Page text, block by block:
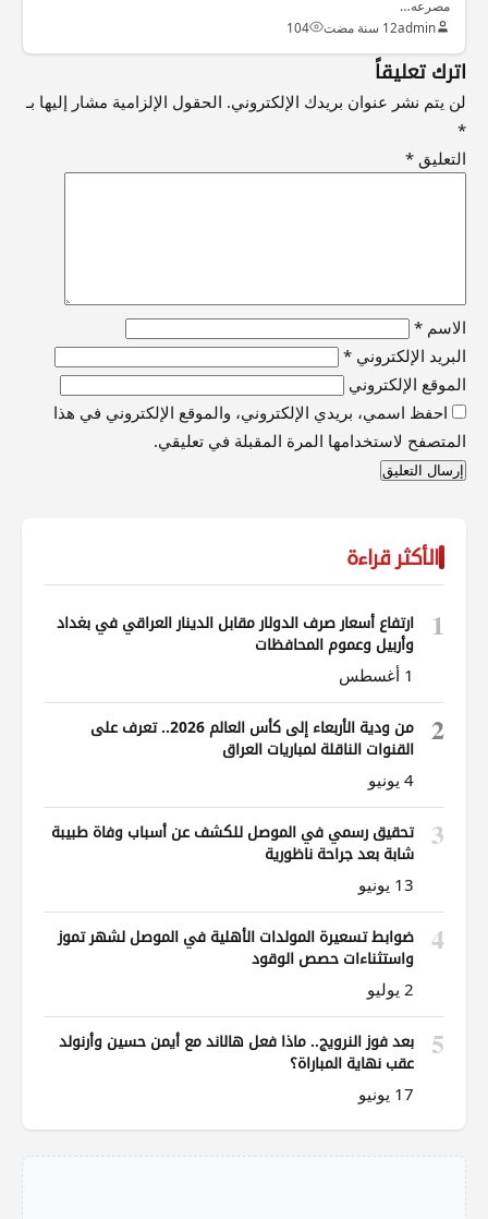
مصرعه…
admin12 سنة مضت 104
اترك تعليقاً
لن يتم نشر عنوان بريدك الإلكتروني. الحقول الإلزامية مشار إليها بـ
*
التعليق *
الاسم *
البريد الإلكتروني *
الموقع الإلكتروني
احفظ اسمي، بريدي الإلكتروني، والموقع الإلكتروني في هذا
المتصفح لاستخدامها المرة المقبلة في تعليقي.
الأكثر قراءة
1
ارتفاع أسعار صرف الدولار مقابل الدينار العراقي في بغداد
وأربيل وعموم المحافظات
1 أغسطس
2
من ودية الأربعاء إلى كأس العالم 2026.. تعرف على
القنوات الناقلة لمباريات العراق
4 يونيو
3
تحقيق رسمي في الموصل للكشف عن أسباب وفاة طبيبة
شابة بعد جراحة ناظورية
13 يونيو
4
ضوابط تسعيرة المولدات الأهلية في الموصل لشهر تموز
واستثناءات حصص الوقود
2 يوليو
5
بعد فوز النرويج.. ماذا فعل هالاند مع أيمن حسين وأرنولد
عقب نهاية المباراة؟
17 يونيو